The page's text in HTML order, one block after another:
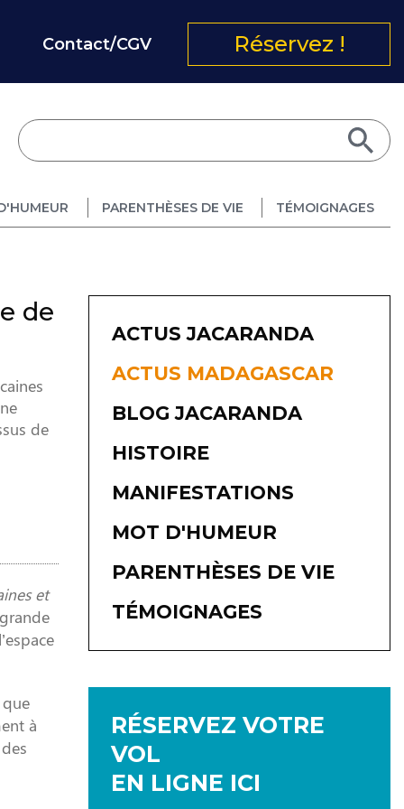
Contact/CGV Réservez !
PARENTHÈSES DE VIE TÉMOIGNAGES
de
de
et
à
ACTUS JACARANDA
ACTUS MADAGASCAR
BLOG JACARANDA
HISTOIRE
MANIFESTATIONS
MOT D'HUMEUR
PARENTHÈSES DE VIE
TÉMOIGNAGES
RÉSERVEZ VOTRE
VOL
EN LIGNE ICI